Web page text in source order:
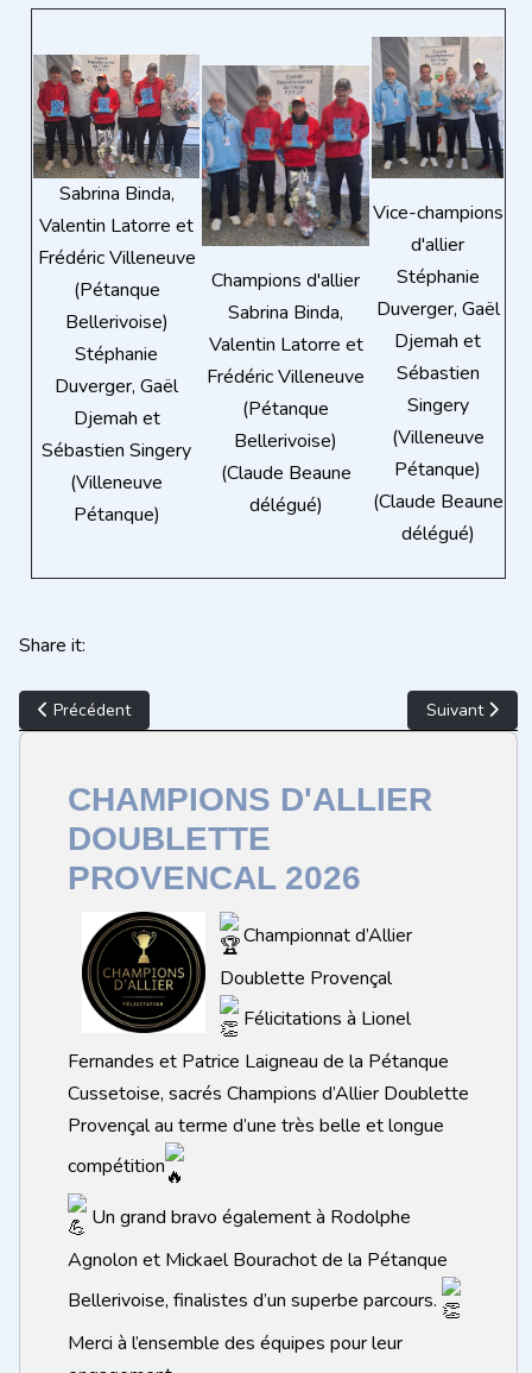
Sabrina Binda,
Valentin Latorre et
Frédéric Villeneuve
(Pétanque
Bellerivoise)
Stéphanie
Duverger, Gaël
Djemah et
Sébastien Singery
(Villeneuve
Pétanque)
Champions d'allier
Sabrina Binda,
Valentin Latorre et
Frédéric Villeneuve
(Pétanque
Bellerivoise)
(Claude Beaune
délégué)
Vice-champions
d'allier
Stéphanie
Duverger, Gaël
Djemah et
Sébastien
Singery
(Villeneuve
Pétanque)
(Claude Beaune
délégué)
Share it:
Article précédent : CHAMPIONS D'ALLIER DOUBLETTE
Précédent Article
Suivant
CHAMPIONS D'ALLIER
DOUBLETTE
PROVENCAL 2026
Championnat d’Allier
Doublette Provençal
Félicitations à Lionel
Fernandes et Patrice Laigneau de la Pétanque
Cussetoise, sacrés Champions d’Allier Doublette
Provençal au terme d’une très belle et longue
compétition
Un grand bravo également à Rodolphe
Agnolon et Mickael Bourachot de la Pétanque
Bellerivoise, finalistes d’un superbe parcours.
Merci à l’ensemble des équipes pour leur